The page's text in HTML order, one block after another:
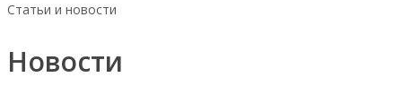
Статьи и новости
Новости